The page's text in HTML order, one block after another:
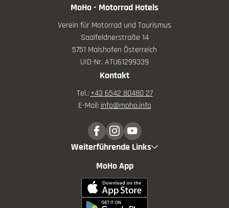
MoHo - Motorrad Hotels
Verein für Motorrad und Tourismus
Saalfeldnerstraße 14
5751 Maishofen Österreich
UID-Nr. ATU61299339
Kontakt
Tel.: +43 6542 80480 27
E-Mail: info@moho.info
Weiterführende Links
MoHo App